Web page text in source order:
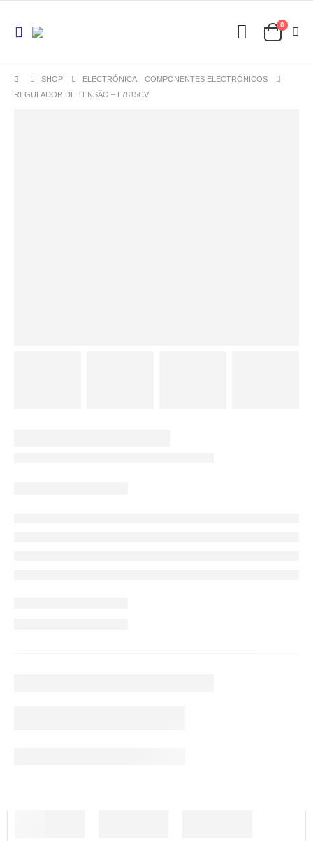
0
SHOP ELECTRÓNICA
COMPONENTES ELECTRÓNICOS
REGULADOR DE TENSÃO – L7815CV